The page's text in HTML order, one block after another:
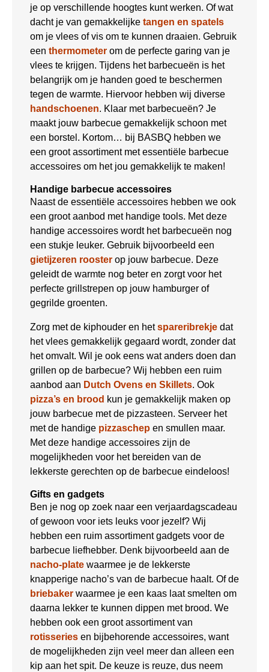
je op verschillende hoogtes kunt werken. Of wat
dacht je van gemakkelijke tangen en spatels
om je vlees of vis om te kunnen draaien. Gebruik
een thermometer om de perfecte garing van je
vlees te krijgen. Tijdens het barbecueën is het
belangrijk om je handen goed te beschermen
tegen de warmte. Hiervoor hebben wij diverse
handschoenen. Klaar met barbecueën? Je
maakt jouw barbecue gemakkelijk schoon met
een borstel. Kortom… bij BASBQ hebben we
een groot assortiment met essentiële barbecue
accessoires om het jou gemakkelijk te maken!
Handige barbecue accessoires
Naast de essentiële accessoires hebben we ook
een groot aanbod met handige tools. Met deze
handige accessoires wordt het barbecueën nog
een stukje leuker. Gebruik bijvoorbeeld een
gietijzeren rooster op jouw barbecue. Deze
geleidt de warmte nog beter en zorgt voor het
perfecte grillstrepen op jouw hamburger of
gegrilde groenten.
Zorg met de kiphouder en hetspareribrekje dat
het vlees gemakkelijk gegaard wordt, zonder dat
het omvalt. Wil je ook eens wat anders doen dan
grillen op de barbecue? Wij hebben een ruim
aanbod aan Dutch Ovens en Skillets. Ook
pizza’s en brood kun je gemakkelijk maken op
jouw barbecue met de pizzasteen. Serveer het
met de handige pizzaschep en smullen maar.
Met deze handige accessoires zijn de
mogelijkheden voor het bereiden van de
lekkerste gerechten op de barbecue eindeloos!
Gifts en gadgets
Ben je nog op zoek naar een verjaardagscadeau
of gewoon voor iets leuks voor jezelf? Wij
hebben een ruim assortiment gadgets voor de
barbecue liefhebber. Denk bijvoorbeeld aan de
nacho-plate waarmee je de lekkerste
knapperige nacho’s van de barbecue haalt. Of de
briebaker waarmee je een kaas laat smelten om
daarna lekker te kunnen dippen met brood. We
hebben ook een groot assortiment van
rotisseries en bijbehorende accessoires, want
de mogelijkheden zijn veel meer dan alleen een
kip aan het spit. De keuze is reuze, dus neem